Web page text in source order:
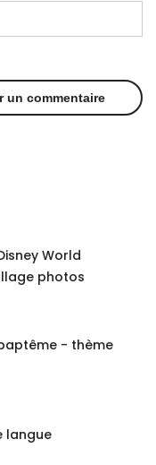
World
photos
- thème
langue